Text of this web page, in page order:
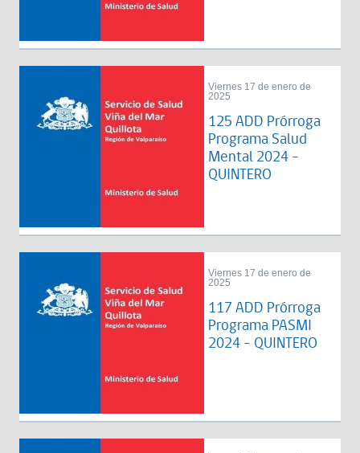
Viernes 17 de enero de
2025
125 ADD Prórroga
Programa Salud
Mental 2024 -
QUINTERO
Viernes 17 de enero de
2025
117 ADD Prórroga
Programa PASMI
2024 - QUINTERO